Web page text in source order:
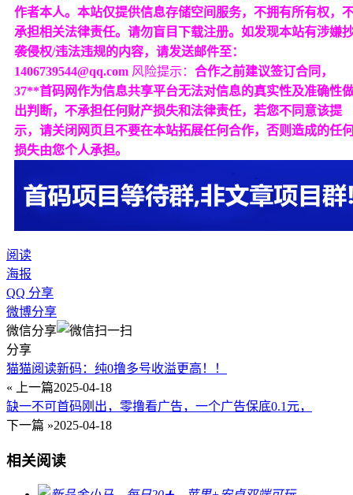
作者本人。本站仅提供信息存储空间服务，不拥有所有权，
承担相关法律责任。请勿盲目下载注册。如发现本站有涉嫌
袭侵权/违法违规的内容，请发送邮件至：
1406739544@qq.com 风险提示： 合作之前建议签订合同，
37**首码网作为信息共享平台无法对信息的真实性及准确性
出判断，不承担任何财产损失和法律责任，若您不同意该提
示，请关闭网页且不要在本站拓展任何合作，否则造成的任
损失由您个人承担。
阅读
海报
QQ 分享
微博分享
微信分享
分享
猫猫阅读新码：纯0撸多号收溢更高！！
« 上一篇2025-04-18
缺一不可首码刚出，零撸看广告，一个广告保底0.1元，
下一篇 »2025-04-18
相关阅读